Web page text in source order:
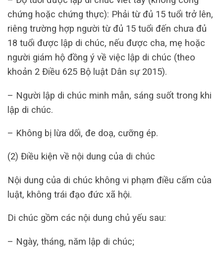
chứng hoặc chứng thực): Phải từ đủ 15 tuổi trở lên,
riêng trường hợp người từ đủ 15 tuổi đến chưa đủ
18 tuổi được lập di chúc, nếu được cha, mẹ hoặc
người giám hộ đồng ý về việc lập di chúc (theo
khoản 2 Điều 625 Bộ luật Dân sự 2015).
– Người lập di chúc minh mẫn, sáng suốt trong khi
lập di chúc.
– Không bị lừa dối, đe doạ, cưỡng ép.
(2) Điều kiện về nội dung của di chúc
Nội dung của di chúc không vi phạm điều cấm của
luật, không trái đạo đức xã hội.
Di chúc gồm các nội dung chủ yếu sau:
– Ngày, tháng, năm lập di chúc;